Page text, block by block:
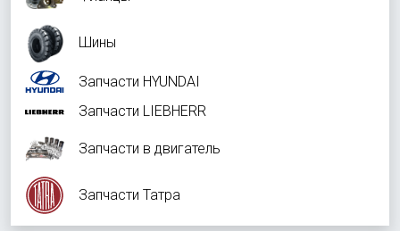
Шины
Запчасти HYUNDAI
Запчасти LIEBHERR
Запчасти в двигатель
Запчасти Татра